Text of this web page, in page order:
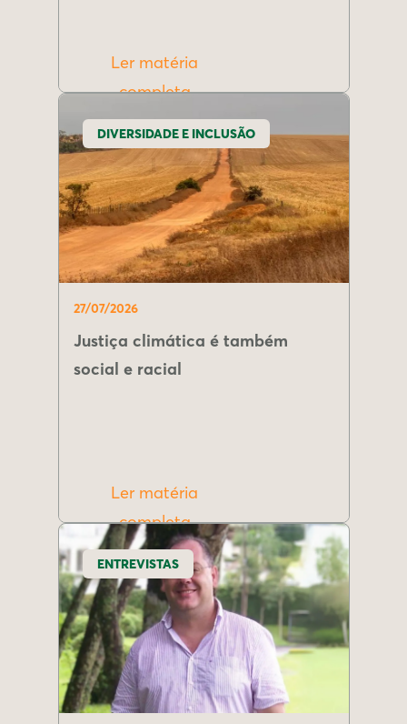
Ler matéria
completa
DIVERSIDADE E INCLUSÃO
27/07/2026
Justiça climática é também
social e racial
Ler matéria
completa
ENTREVISTAS